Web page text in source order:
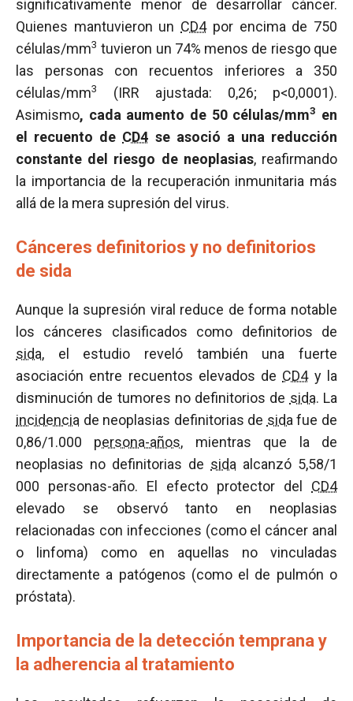
significativamente menor de desarrollar cáncer.
Quienes mantuvieron un CD4por encima de 750
células/mm3 tuvieron un 74% menos de riesgo que
las personas con recuentos inferiores a 350
células/mm3
(IRR ajustada: 0,26; p<0,0001).
Asimismo, cada aumento de 50 células/mm3 en
el recuento de CD4 se asoció a una reducción
constante del riesgo de neoplasias, reafirmando
la importancia de la recuperación inmunitaria más
allá de la mera supresión del virus.
Cánceres definitorios y no definitorios
de sida
Aunque la supresión viral reduce de forma notable
los cánceres clasificados como definitorios de
sida, el estudio reveló también una fuerte
asociación entre recuentos elevados de CD4y la
disminución de tumores no definitorios de sida. La
incidencia de neoplasias definitorias de sida fue de
0,86/1.000 persona-años, mientras que la de
neoplasias no definitorias de sida alcanzó 5,58/1
000 personas-año. El efecto protector del CD4
elevado se observó tanto en neoplasias
relacionadas con infecciones (como el cáncer anal
o linfoma) como en aquellas no vinculadas
directamente a patógenos (como el de pulmón o
próstata).
Importancia de la detección temprana y
la adherencia al tratamiento